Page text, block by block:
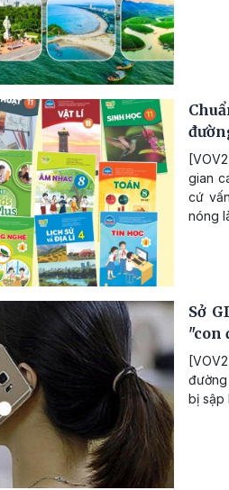
gian
cứ
nóng
Sở
"con
bị sập